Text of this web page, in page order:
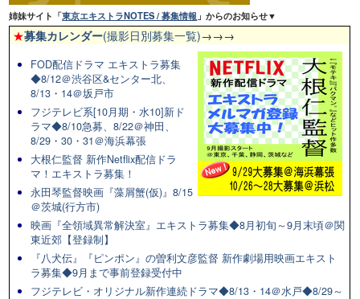
姉妹サイト「東京エキストラNOTES / 募集情報 」からのお知らせ▼
★募集カレンダー(撮影日別募集一覧)→→→
FOD配信ドラマ エキストラ募集
◆8/12＠渋谷区&センター北、
8/13・14＠坂戸市
フジテレビ系[10月期・水10]新ド
ラマ◆8/10急募、8/22＠神田、
8/29・30・31＠海浜幕張
大根仁監督 新作Netflix配信ドラ
マ！エキストラ募集！
永田琴監督映画『藻屑蟹(仮)』8/15
＠茨城(行方市)
映画『全領域異常解決室』エキストラ募集◆8月初旬～9月末頃＠関
東近郊【登録制】
『八犬伝』『ピンポン』の曽利文彦監督 新作劇場用映画エキスト
ラ募集◆9月まで事前登録受付中
フジテレビ・オリジナル新作連続ドラマ◆8/13・14＠水戸◆8/29～